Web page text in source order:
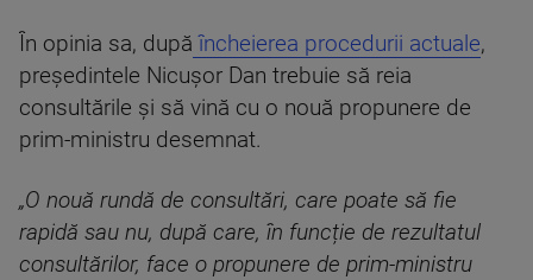
În opinia sa, după încheierea procedurii actuale,
președintele Nicușor Dan trebuie să reia
consultările și să vină cu o nouă propunere de
prim-ministru desemnat.
„O nouă rundă de consultări, care poate să fie
rapidă sau nu, după care, în funcție de rezultatul
consultărilor, face o propunere de prim-ministru